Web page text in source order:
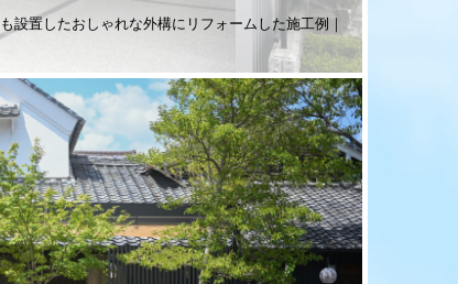
設置したおしゃれな外構にリフォームした施工例｜